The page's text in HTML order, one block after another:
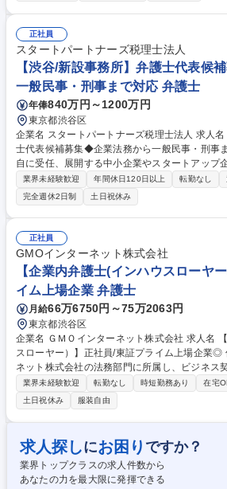
計算などを行う精算課とチームに分かれて業務
が、各チーム連携しながら行っていただきます
規、既存顧客、関係各所(裁判所や役所等)とのお
成、書類収集(弁護士指示に基づく資料作成、住
どの取り寄せ等) ■訴訟など、裁判手続きに関
備、証拠作成 ■事件終了時の費用の精算、入金確認 募集職種 【パ
ガル(一般個人法務部)】未経験歓迎/国内最大級
正社員
スタートパートナーズ税理士法人
【渋谷/新設事務所】弁護士代表候
一般民事・刑事まで対応 弁護士
年俸840万円～1200万円
東京都渋谷区
企業名 スタートパートナーズ税理士法人 求人名 【渋谷/新設事務所】弁護
士代表候補募集◆企業法務から一般民事・刑事まで対応 仕事
自に受任、展開する中小企業やスタートアップ
士業務（契約書チェック、労務相談、機関設計
おける法的スキームの構築・デューデリジェンス ・債権回収といった「企
業法務・商事法務」全般 ・個人のクライアント
（遺産分割協議、遺言書作成等）や不動産取引
務」 幅広く携わっていただくほか、オープニン
業務フローや各種書式・テンプレートの整備と
にも初期から深くコミットしていただきます。 募集職種 【渋谷/新設事務
所】弁護士代表候補募集◆企業法務から一般民
業界未経験歓迎 年間休日120日以上 転勤なし
完全週休2日制
土日祝休み
正社員
GMOインターネット株式会社
【企業内弁護士(インハウスローヤ
イム上場企業 弁護士
月給66万6750円～75万2063円
東京都渋谷区
企業名 ＧＭＯインターネット株式会社 求人名 【企業内弁護士（インハウ
スローヤー）】正社員/東証プライム上場企業◎ 仕事の内容 GMOインター
ネット株式会社の法務部門に所属し、ビジネス
事業戦略に関する法的検討、リスクを未然に防
行っていただきます。 また、海外事業を含むグループ会社全体の法務戦略
の企画及び運用を通じ、東証プライム上場企業
プライアンス体制の強化及び推進を担当してい
務内容】■各種契約書及び利用規約の作成、審
海外） ■事業部門、間接部門、経営層への法的
内容は、備考欄をご参照ください。 募集職種 【企業内弁護士（インハウ
スローヤー）】正社員/東証プライム上場企業◎
業界未経験歓迎 転勤なし 時短勤務あり 在宅
土日祝休み
服装自由
求人探しにお困り ですか？
業界トップクラスの求人件数から
あなたの力を最大限に発揮できる